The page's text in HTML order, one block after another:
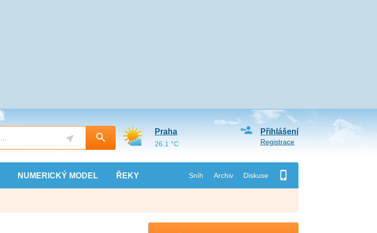
NUMERICKÝ MODEL ŘEKY Sníh Archiv Diskuse
Přihlášení
Registrace
Praha
26.1 °C